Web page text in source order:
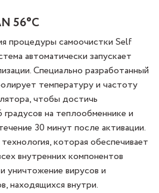
56°C
процедуры самоочистки Self
автоматически запускает
Специально разработанный
температуру и частоту
чтобы достичь
на теплообменнике и
30 минут после активации.
которая обеспечивает
внутренних компонентов
уничтожение вирусов и
находящихся внутри.